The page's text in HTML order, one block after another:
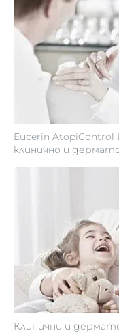
Eucerin
клинично и
Клинични и